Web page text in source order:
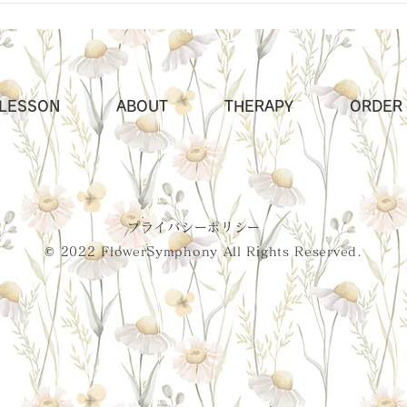
プライバシーポリシー
© 2022 FlowerSymphony All Rights Reserved.
ABOUT THERAPY ORDER